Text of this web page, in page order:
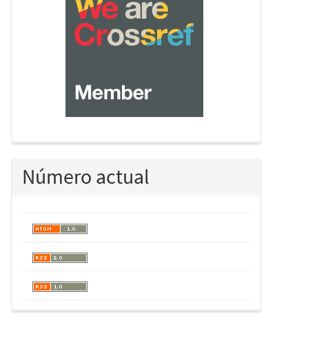
Número actual